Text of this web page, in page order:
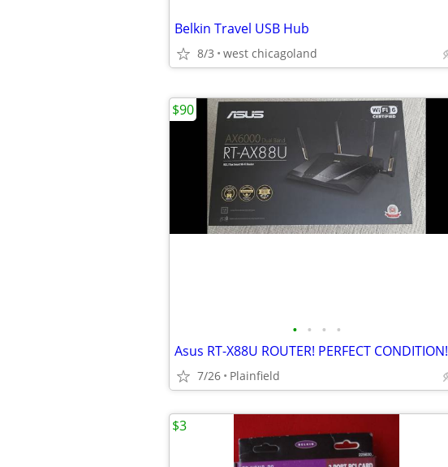
Belkin Travel USB Hub
8/3 west chicagoland
• • • •
Asus RT-X88U ROUTER! PERFECT CONDITION!
7/26 Plainfield
$90
$3